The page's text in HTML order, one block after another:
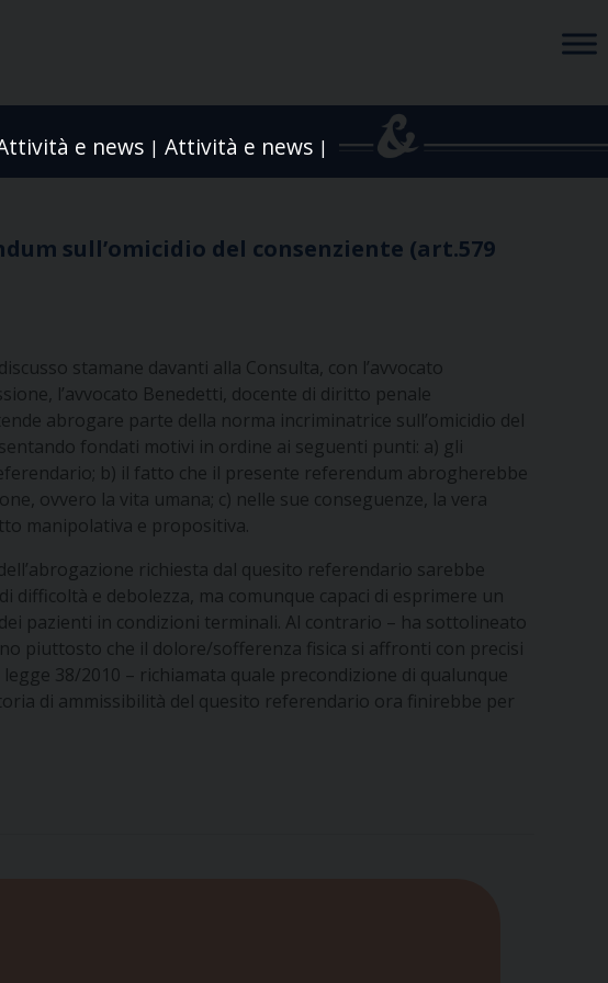
e news | Attività e news |
sull’omicidio del consenziente (art.579
stamane davanti alla Consulta, con l’avvocato
l’avvocato Benedetti, docente di diritto penale
abrogare parte della norma incriminatrice sull’omicidio del
fondati motivi in ordine ai seguenti punti: a) gli
b) il fatto che il presente referendum abrogherebbe
ovvero la vita umana; c) nelle sue conseguenze, la vera
manipolativa e propositiva.
richiesta dal quesito referendario sarebbe
e debolezza, ma comunque capaci di esprimere un
pazienti in condizioni terminali. Al contrario – ha sottolineato
piuttosto che il dolore/sofferenza fisica si affronti con precisi
38/2010 – richiamata quale precondizione di qualunque
di ammissibilità del quesito referendario ora finirebbe per